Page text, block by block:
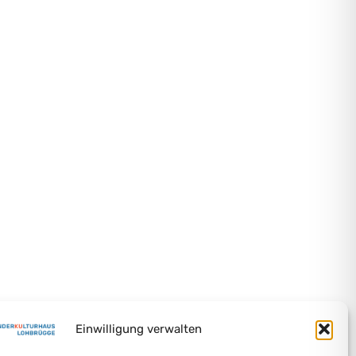
Einwilligung verwalten